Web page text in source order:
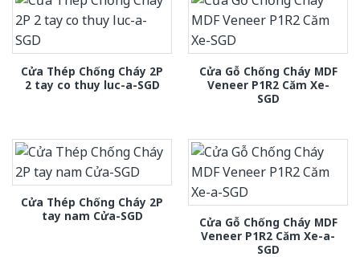
Cửa Thép Chống Cháy 2P
2 tay co thuy luc-a-SGD
Cửa Gỗ Chống Cháy MDF
Veneer P1R2 Căm Xe-
SGD
Cửa Thép Chống Cháy 2P
tay nam Cửa-SGD
Cửa Gỗ Chống Cháy MDF
Veneer P1R2 Căm Xe-a-
SGD